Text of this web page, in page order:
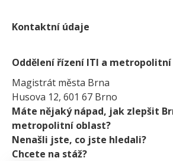
Kontaktní údaje
Oddělení řízení ITI a metropolitní
Magistrát města Brna
Husova 12, 601 67 Brno
Máte nějaký nápad, jak zlepšit
metropolitní oblast?
Nenašli jste, co jste hledali?
Chcete na stáž?